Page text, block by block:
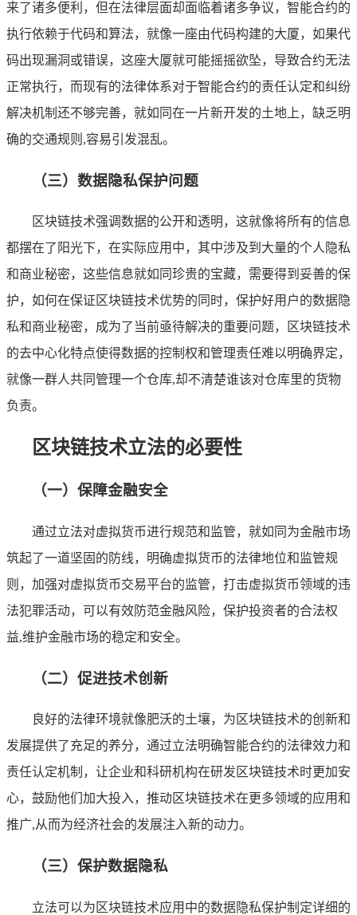
来了诸多便利，但在法律层面却面临着诸多争议，智能合约的
执行依赖于代码和算法，就像一座由代码构建的大厦，如果代
码出现漏洞或错误，这座大厦就可能摇摇欲坠，导致合约无法
正常执行，而现有的法律体系对于智能合约的责任认定和纠纷
解决机制还不够完善，就如同在一片新开发的土地上，缺乏明
确的交通规则,容易引发混乱。
（三）数据隐私保护问题
区块链技术强调数据的公开和透明，这就像将所有的信息
都摆在了阳光下，在实际应用中，其中涉及到大量的个人隐私
和商业秘密，这些信息就如同珍贵的宝藏，需要得到妥善的保
护，如何在保证区块链技术优势的同时，保护好用户的数据隐
私和商业秘密，成为了当前亟待解决的重要问题，区块链技术
的去中心化特点使得数据的控制权和管理责任难以明确界定，
就像一群人共同管理一个仓库,却不清楚谁该对仓库里的货物
负责。
区块链技术立法的必要性
（一）保障金融安全
通过立法对虚拟货币进行规范和监管，就如同为金融市场
筑起了一道坚固的防线，明确虚拟货币的法律地位和监管规
则，加强对虚拟货币交易平台的监管，打击虚拟货币领域的违
法犯罪活动，可以有效防范金融风险，保护投资者的合法权
益,维护金融市场的稳定和安全。
（二）促进技术创新
良好的法律环境就像肥沃的土壤，为区块链技术的创新和
发展提供了充足的养分，通过立法明确智能合约的法律效力和
责任认定机制，让企业和科研机构在研发区块链技术时更加安
心，鼓励他们加大投入，推动区块链技术在更多领域的应用和
推广,从而为经济社会的发展注入新的动力。
（三）保护数据隐私
立法可以为区块链技术应用中的数据隐私保护制定详细的